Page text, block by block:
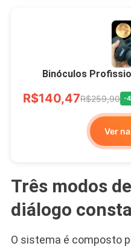
Binóculos
R$140,47R$259,90 -
Ver
Três modos
diálogo
O sistema é composto